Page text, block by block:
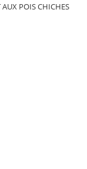
AUX POIS CHICHES